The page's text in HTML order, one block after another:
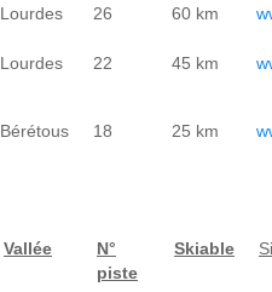
Lourdes 26 60 km
Lourdes 22 45 km
Bérétous 18 25 km
Vallée
N°
piste
Skiable